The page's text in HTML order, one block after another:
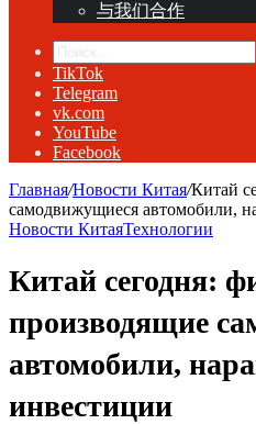
与我们合作
TikTok
Telegram
vk.com
YouTube
Facebook
Главная/Новости Китая/Китай
самодвижущиеся автомобили,
Новости КитаяТехнологии
Китай сегодня:
производящие
автомобили,
инвестиции